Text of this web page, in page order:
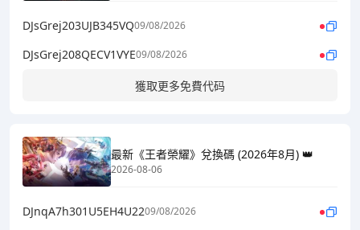
DJsGrej203UJB345VQ09/08/2026
DJsGrej208QECV1VYE09/08/2026
獲取更多免費代码
最新《王者榮耀》兌換碼 (2026年8月) 👑
2026-08-06
DJnqA7h301U5EH4U2209/08/2026